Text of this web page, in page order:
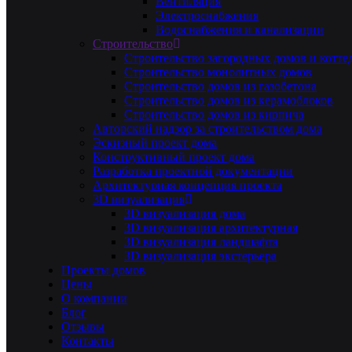
Электроснабжения
Водоснабжения и канализации
Строительство
Строительство загородных домов и
Строительство монолитных домов
Строительство домов из газобетона
Строительство домов из керамоблоков
Строительство домов из кирпича
Авторский надзор за строительством дома
Эскизный проект дома
Конструктивный проект дома
Разработка проектной документации
Архитектурная концепция проекта
3D визуализация
3D визуализация дома
3D визуализация архитектурная
3D визуализация ландшафта
3D визуализация экстерьера
Проекты домов
Цены
О компании
Блог
Отзывы
Контакты